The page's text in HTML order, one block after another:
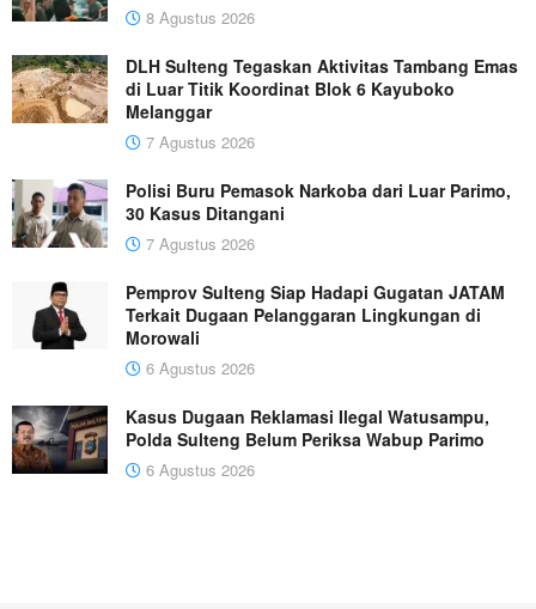
8 Agustus 2026
DLH Sulteng Tegaskan Aktivitas Tambang Emas
di Luar Titik Koordinat Blok 6 Kayuboko
Melanggar
7 Agustus 2026
Polisi Buru Pemasok Narkoba dari Luar Parimo,
30 Kasus Ditangani
7 Agustus 2026
Pemprov Sulteng Siap Hadapi Gugatan JATAM
Terkait Dugaan Pelanggaran Lingkungan di
Morowali
6 Agustus 2026
Kasus Dugaan Reklamasi Ilegal Watusampu,
Polda Sulteng Belum Periksa Wabup Parimo
6 Agustus 2026